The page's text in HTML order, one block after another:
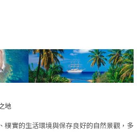
地
樸實的生活環境與保存良好的自然景觀，多